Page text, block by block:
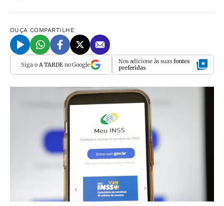
OUÇA COMPARTILHE
Siga o A TARDEno Google Nos adicione às suas fontes
preferidas